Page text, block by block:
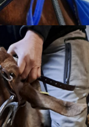
2025